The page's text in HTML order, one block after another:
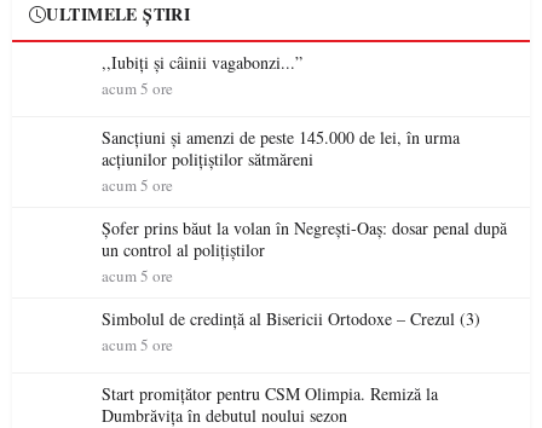
ULTIMELE ȘTIRI
,,Iubiți și câinii vagabonzi...”
acum 5 ore
Sancțiuni și amenzi de peste 145.000 de lei, în urma
acțiunilor polițiștilor sătmăreni
acum 5 ore
Șofer prins băut la volan în Negrești-Oaș: dosar penal după
un control al polițiștilor
acum 5 ore
Simbolul de credinţă al Bisericii Ortodoxe – Crezul (3)
acum 5 ore
Start promițător pentru CSM Olimpia. Remiză la
Dumbrăvița în debutul noului sezon